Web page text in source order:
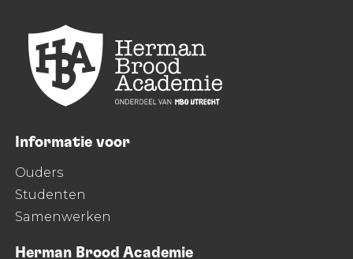
Informatie voor
Ouders
Studenten
Samenwerken
Herman Brood Academie